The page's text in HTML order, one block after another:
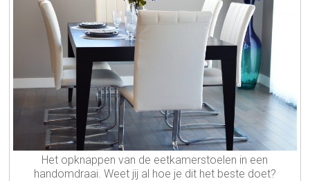
Het opknappen van de eetkamerstoelen in een
handomdraai. Weet jij al hoe je dit het beste doet?